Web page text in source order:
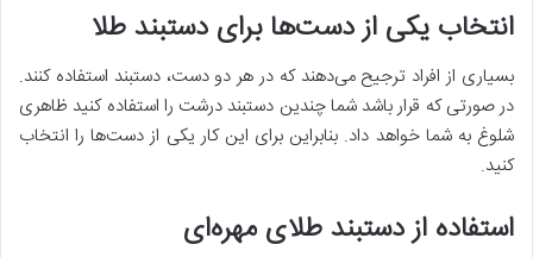
انتخاب یکی از دست‌ها برای دستبند طلا
بسیاری از افراد ترجیح می‌دهند که در هر دو دست، دستبند استفاده کنند.
در صورتی که قرار باشد شما چندین دستبند درشت را استفاده کنید ظاهری
شلوغ به شما خواهد داد. بنابراین برای این کار یکی از دست‌ها را انتخاب
کنید.
استفاده از دستبند طلای مهره‌ای